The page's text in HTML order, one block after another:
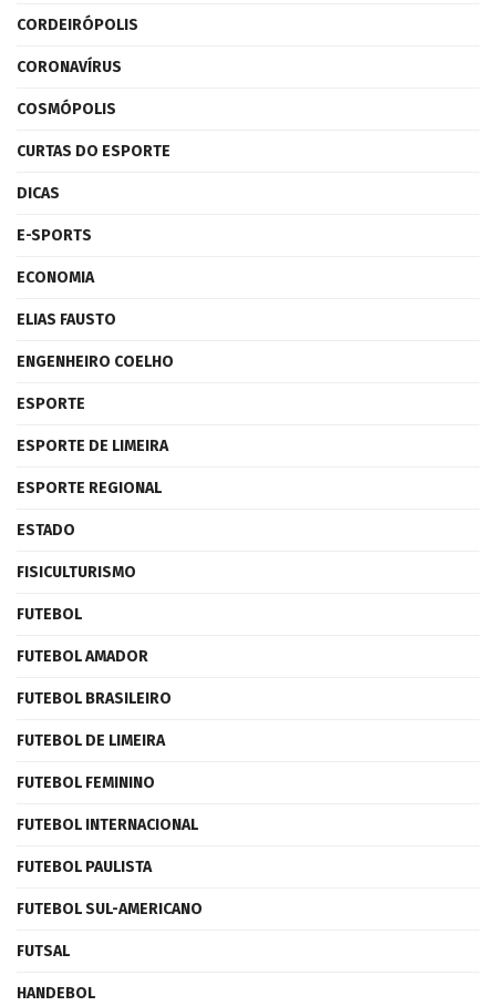
CORDEIRÓPOLIS
CORONAVÍRUS
COSMÓPOLIS
CURTAS DO ESPORTE
DICAS
E-SPORTS
ECONOMIA
ELIAS FAUSTO
ENGENHEIRO COELHO
ESPORTE
ESPORTE DE LIMEIRA
ESPORTE REGIONAL
ESTADO
FISICULTURISMO
FUTEBOL
FUTEBOL AMADOR
FUTEBOL BRASILEIRO
FUTEBOL DE LIMEIRA
FUTEBOL FEMININO
FUTEBOL INTERNACIONAL
FUTEBOL PAULISTA
FUTEBOL SUL-AMERICANO
FUTSAL
HANDEBOL